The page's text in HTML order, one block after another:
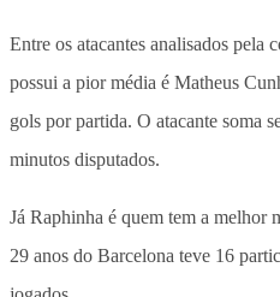
Entre os atacantes analisados pela
possui a pior média é Matheus
gols por partida. O atacante soma
minutos disputados.
Já Raphinha é quem tem a melhor
29 anos do Barcelona teve 16